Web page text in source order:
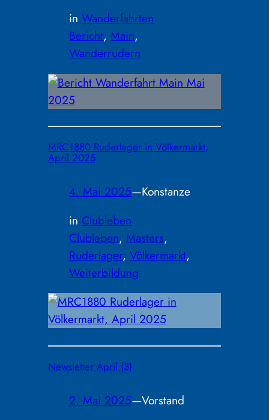
inWanderfahrten
Bericht, Main
Wanderrudern
MRC1880 Ruderlager in Völkermarkt,
April 2025
4. Mai 2025—Konstanze
in Clubleben
Clubleben, Masters
Ruderlager, Völkermarkt
Weiterbildung
Newsletter April (3)
2. Mai 2025—Vorstand